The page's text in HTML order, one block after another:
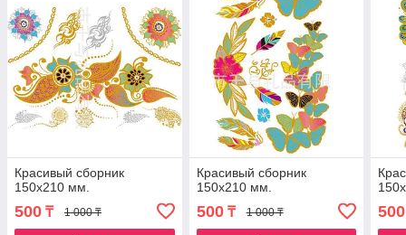
Красивый сборник
150х210 мм.
500 ₸ 1 000 ₸
Красивый сборник
150х210 мм.
500₸ 1 000 ₸ 500